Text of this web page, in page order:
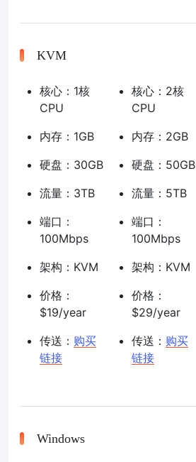
KVM
核心：1核
CPU
内存：1GB
硬盘：30GB
流量：3TB
端口：
100Mbps
架构：KVM
价格：
$19/year
传送： 购买
链接
核心：2核
CPU
内存：2GB
硬盘：50GB
流量：5TB
端口：
100Mbps
架构：KVM
价格：
$29/year
传送： 购买
链接
Windows